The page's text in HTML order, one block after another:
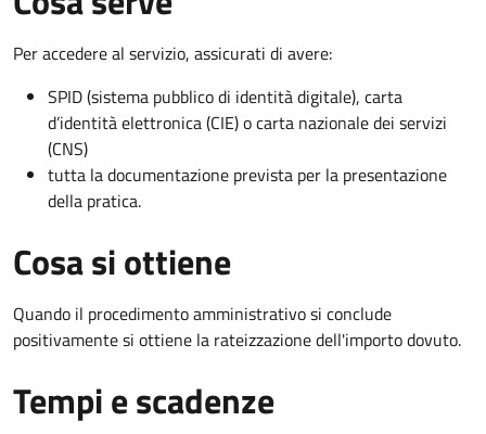
Per accedere al servizio, assicurati di avere:
SPID (sistema pubblico di identità digitale), carta
d’identità elettronica (CIE) o carta nazionale dei servizi
(CNS)
tutta la documentazione prevista per la presentazione
della pratica.
Cosa si ottiene
Quando il procedimento amministrativo si conclude
positivamente si ottiene la rateizzazione dell'importo dovuto.
Tempi e scadenze